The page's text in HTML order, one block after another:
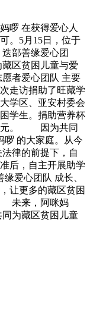
啰 在获得爱心人
。5月15日，位于
部善缘爱心团
区贫困儿童与爱
者爱心团队 主要
走访捐助了旺藏学
学区、亚安村委会
学生。捐助营养杯
元。 因为共同
啰 的大家庭。从今
律的前提下，自
后，自主开展助学
爱心团队 成长、
让更多的藏区贫困
未来，阿咪妈
为藏区贫困儿童